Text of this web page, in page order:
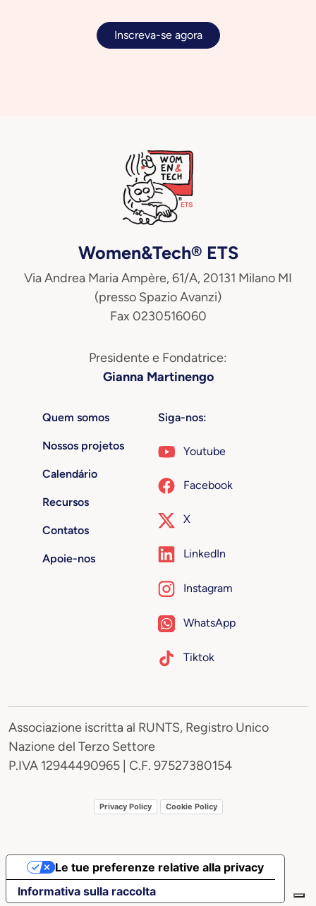
Inscreva-se agora
Women&Tech® ETS
Via Andrea Maria Ampère, 61/A, 20131 Milano MI
(presso Spazio Avanzi)
Fax 0230516060
Presidente e Fondatrice:
Gianna Martinengo
Quem somos
Nossos projetos
Calendário
Recursos
Contatos
Apoie-nos
Siga-nos:
Youtube
Facebook
X
LinkedIn
Instagram
WhatsApp
Tiktok
Associazione iscritta al RUNTS, Registro Unico
Nazione del Terzo Settore
P.IVA 12944490965 | C.F. 97527380154
Privacy Policy Cookie Policy
Informativa sulla raccolta
Le tue preferenze relative alla privacy